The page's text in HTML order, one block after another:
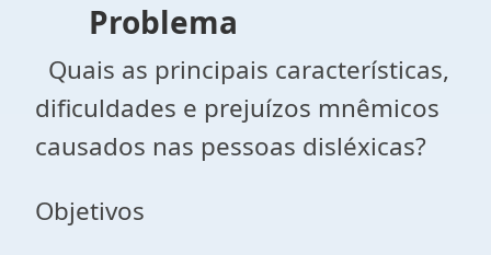
Problema
Quais as principais características,
dificuldades e prejuízos mnêmicos
causados nas pessoas disléxicas?
Objetivos